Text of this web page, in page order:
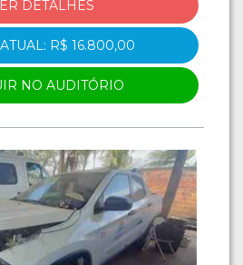
DETALHES
R$ 16.800,00
NO AUDITÓRIO